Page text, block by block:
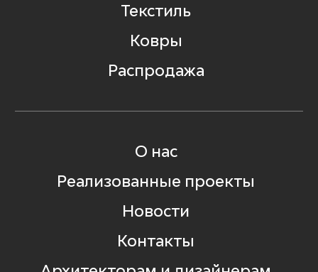
Текстиль
Ковры
Распродажа
О нас
Реализованные проекты
Новости
Контакты